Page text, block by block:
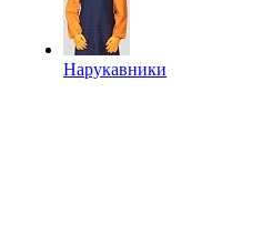
Нарукавники